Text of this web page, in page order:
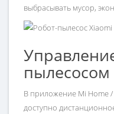
выбрасывать мусор,
В приложение Mi Home
доступно